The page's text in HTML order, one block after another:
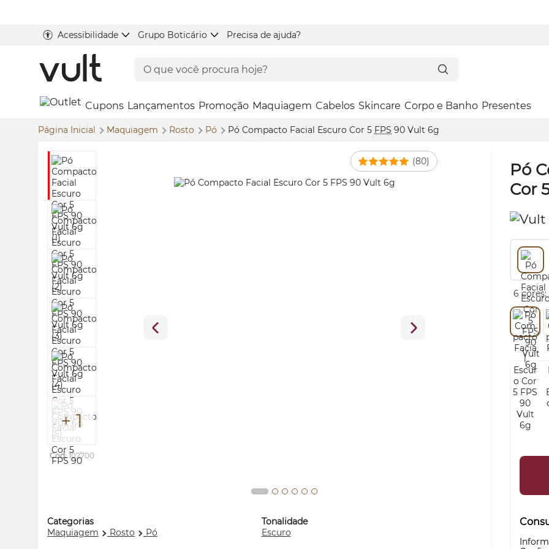
Acessibilidade Grupo Boticário Precisa de ajuda?
Cupons Lançamentos Promoção Maquiagem Cabelos Skincare Corpo e Banho Presentes
Página Inicial Maquiagem Rosto Pó Pó Compacto Facial Escuro Cor 5 FPS 90 Vult 6g
Pó
Cor
6 cores:
(80)
+ 1
Cod:102700
Categorias
Maquiagem
Rosto Pó
Tonalidade
Escuro